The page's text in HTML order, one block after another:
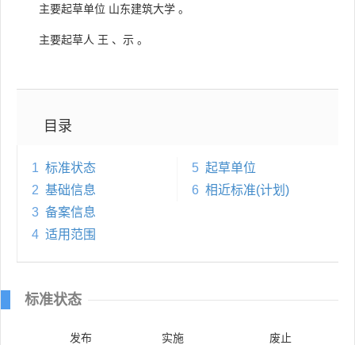
主要起草单位 山东建筑大学 。
主要起草人 王 、 示 。
目录
1 标准状态
2 基础信息
3 备案信息
4 适用范围
5 起草单位
6 相近标准(计划)
标准状态
发布 实施 废止